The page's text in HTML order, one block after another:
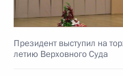
Президент выступил на
летию Верховного Суда